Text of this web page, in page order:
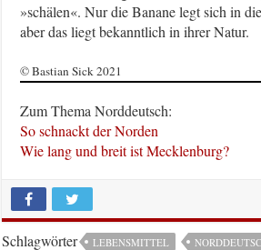
»schälen«. Nur die Banane legt sich in
aber das liegt bekanntlich in ihrer Natur.
© Bastian Sick 2021
Zum Thema Norddeutsch:
So schnackt der Norden
Wie lang und breit ist Mecklenburg?
Schlagwörter LEBENSMITTEL